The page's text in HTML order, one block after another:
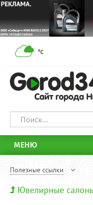
°С
МЕНЮ
Полезные ссылки
Ювелирные